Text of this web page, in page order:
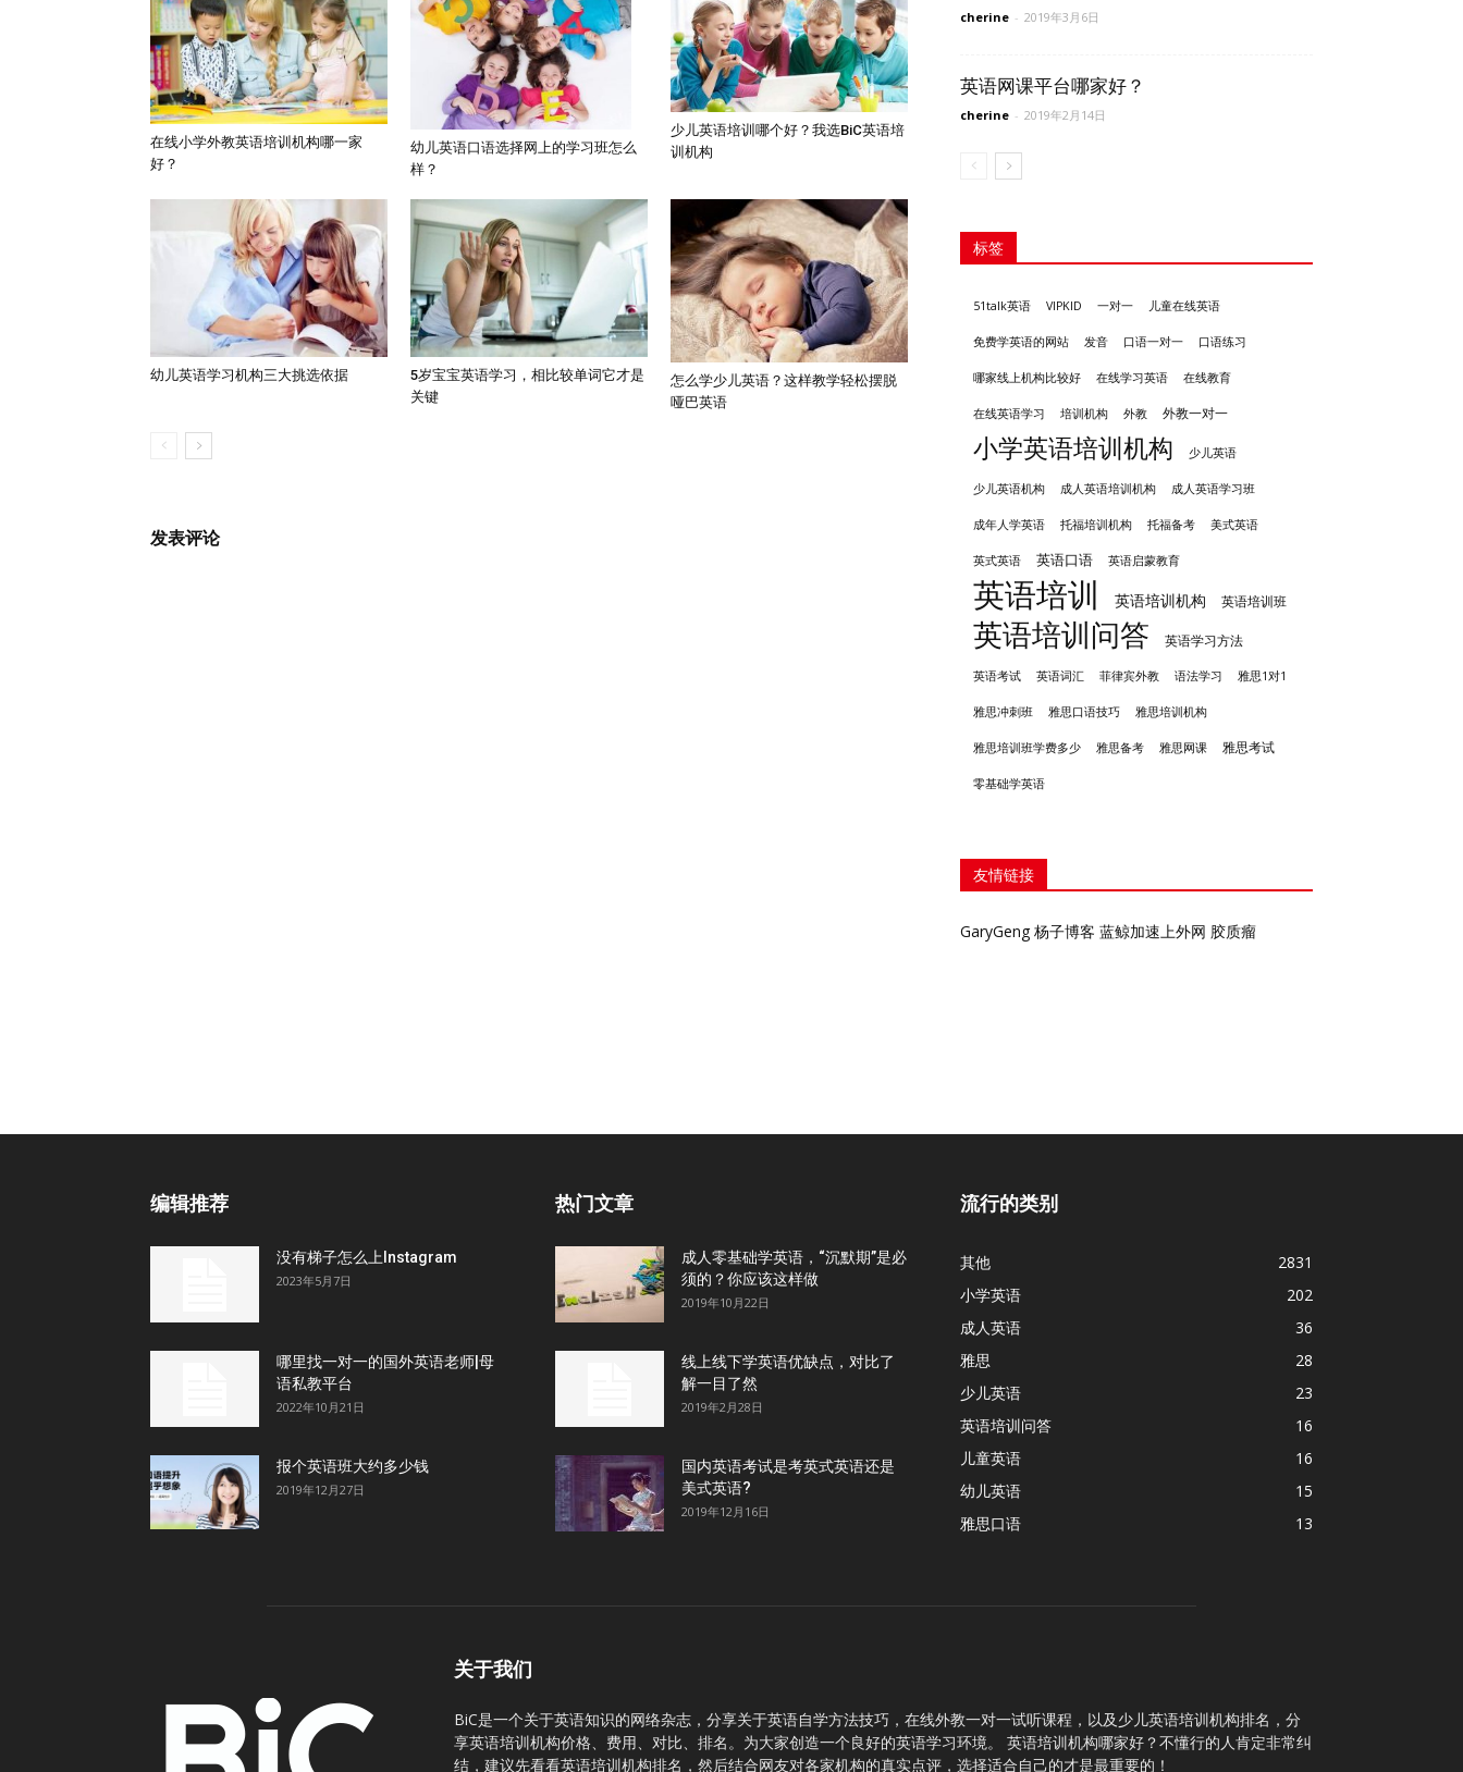
在线小学外教英语培训机构哪一家
好？
幼儿英语口语选择网上的学习班怎么
样？
少儿英语培训哪个好？我选BiC英语培
训机构
幼儿英语学习机构三大挑选依据
5岁宝宝英语学习，相比较单词它才是
关键
怎么学少儿英语？这样教学轻松摆脱
哑巴英语
发表评论
cherine - 2019年3月6日
英语网课平台哪家好？
cherine - 2019年2月14日
标签
51talk英语 VIPKID 一对一 儿童在线英语
免费学英语的网站 发音 口语一对一 口语练习
哪家线上机构比较好 在线学习英语 在线教育
在线英语学习 培训机构 外教 外教一对一
小学英语培训机构 少儿英语
少儿英语机构 成人英语培训机构 成人英语学习班
成年人学英语 托福培训机构 托福备考 美式英语
英式英语 英语口语 英语启蒙教育
英语培训 英语培训机构 英语培训班
英语培训问答 英语学习方法
英语考试 英语词汇 菲律宾外教 语法学习 雅思1对1
雅思冲刺班 雅思口语技巧 雅思培训机构
雅思培训班学费多少 雅思备考 雅思网课 雅思考试
零基础学英语
友情链接
GaryGeng 杨子博客 蓝鲸加速上外网 胶质瘤
编辑推荐
没有梯子怎么上Instagram
2023年5月7日
哪里找一对一的国外英语老师|母
语私教平台
2022年10月21日
报个英语班大约多少钱
2019年12月27日
热门文章
成人零基础学英语，“沉默期”是必
须的？你应该这样做
2019年10月22日
线上线下学英语优缺点，对比了
解一目了然
2019年2月28日
国内英语考试是考英式英语还是
美式英语?
2019年12月16日
流行的类别
其他
2831
小学英语
202
成人英语
36
雅思
28
少儿英语
23
英语培训问答
16
儿童英语
16
幼儿英语
15
雅思口语
13
关于我们
BiC是一个关于英语知识的网络杂志，分享关于英语自学方法技巧，在线外教一对一试听课程，以及少儿英语培训机构排名，分
享英语培训机构价格、费用、对比、排名。为大家创造一个良好的英语学习环境。 英语培训机构哪家好？不懂行的人肯定非常纠
结，建议先看看英语培训机构排名，然后结合网友对各家机构的真实点评，选择适合自己的才是最重要的！